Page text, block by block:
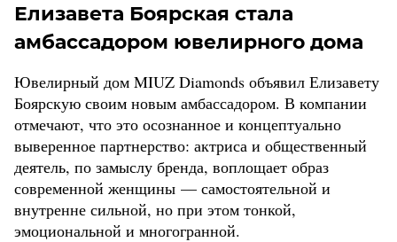
Елизавета Боярская стала
амбассадором ювелирного дома
Ювелирный дом MIUZ Diamonds объявил Елизавету
Боярскую своим новым амбассадором. В компании
отмечают, что это осознанное и концептуально
выверенное партнерство: актриса и общественный
деятель, по замыслу бренда, воплощает образ
современной женщины — самостоятельной и
внутренне сильной, но при этом тонкой,
эмоциональной и многогранной.